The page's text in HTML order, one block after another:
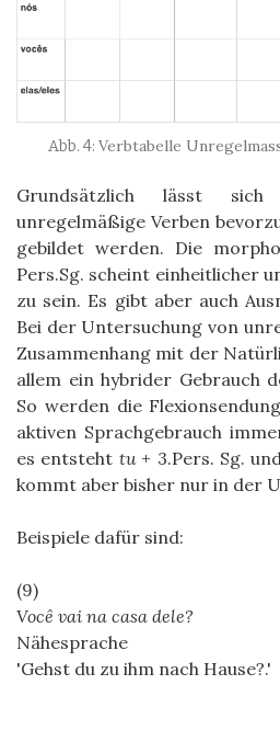
Verbtabelle
Grundsätzlich lässt sich
unregelmäßige Verben
gebildet werden. Die
Pers.Sg. scheint einheitlicher
zu sein. Es gibt aber auch
Bei der Untersuchung von
Zusammenhang mit der
allem ein hybrider Gebrauch
So werden die
aktiven Sprachgebrauch
es entsteht tu+ 3.Pers. Sg. und
kommt aber bisher nur in der
Beispiele dafür sind:
Você vai na casa dele?
Nähesprache
Gehst du zu ihm nach Hause?.